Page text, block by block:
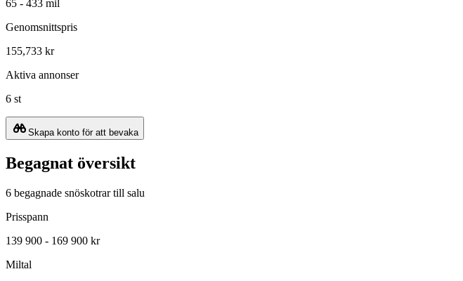
65 - 433 mil
Genomsnittspris
155,733 kr
Aktiva annonser
6 st
Skapa konto för att bevaka
Begagnat översikt
6 begagnade snöskotrar till salu
Prisspann
139 900 - 169 900 kr
Miltal